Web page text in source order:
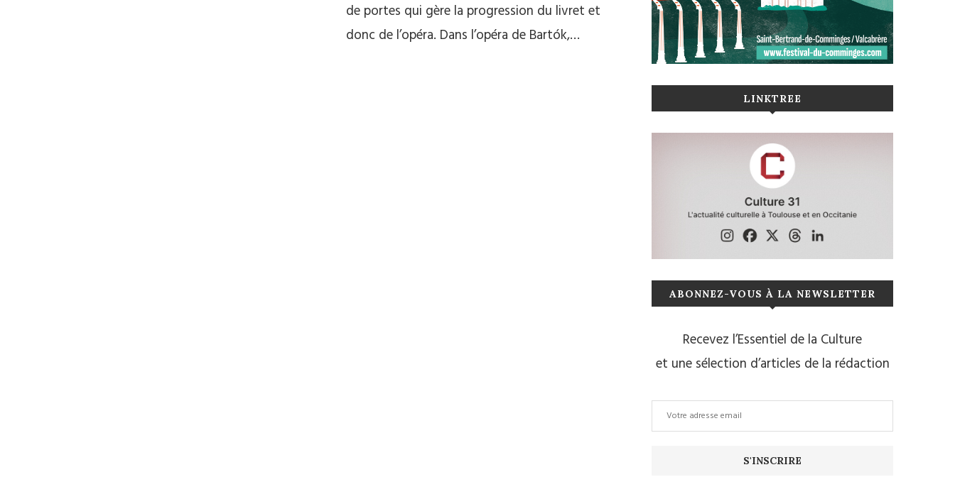
de portes qui gère la progression du livret et
donc de l’opéra. Dans l’opéra de Bartók,…
LINKTREE
ABONNEZ-VOUS À LA NEWSLETTER
Recevez l’Essentiel de la Culture
et une sélection d’articles de la rédaction